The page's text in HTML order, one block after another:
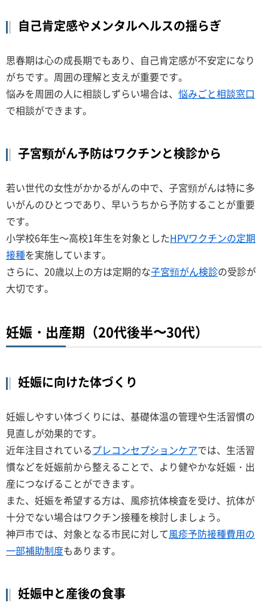
自己肯定感やメンタルヘルスの揺らぎ
思春期は心の成長期でもあり、自己肯定感が不安定になり
がちです。周囲の理解と支えが重要です。
悩みを周囲の人に相談しずらい場合は、 悩みごと相談窓口
で相談ができます。
子宮頸がん予防はワクチンと検診から
若い世代の女性がかかるがんの中で、子宮頸がんは特に多
いがんのひとつであり、早いうちから予防することが重要
です。
小学校6年生～高校1年生を対象としたHPVワクチンの定期
接種を実施しています。
さらに、20歳以上の方は定期的な子宮頸がん検診の受診が
大切です。
妊娠・出産期（20代後半〜30代）
妊娠に向けた体づくり
妊娠しやすい体づくりには、基礎体温の管理や生活習慣の
見直しが効果的です。
近年注目されているプレコンセプションケアでは、生活習
慣などを妊娠前から整えることで、より健やかな妊娠・出
産につなげることができます。
また、妊娠を希望する方は、風疹抗体検査を受け、抗体が
十分でない場合はワクチン接種を検討しましょう。
神戸市では、対象となる市民に対して風疹予防接種費用の
一部補助制度もあります。
妊娠中と産後の食事